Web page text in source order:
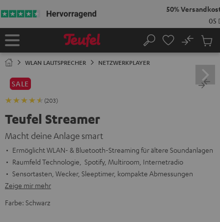
Startseite Suche
No
WLAN LAUTSPRECHER NETZWERKPLAYER
SALE
(203)
Teufel Streamer
Macht deine Anlage smart
Ermöglicht WLAN- & Bluetooth-Streaming für ältere Soundanlagen
Raumfeld Technologie, Spotify, Multiroom, Internetradio
Sensortasten, Wecker, Sleeptimer, kompakte Abmessungen
Zeige mir mehr
Farbe: Schwarz